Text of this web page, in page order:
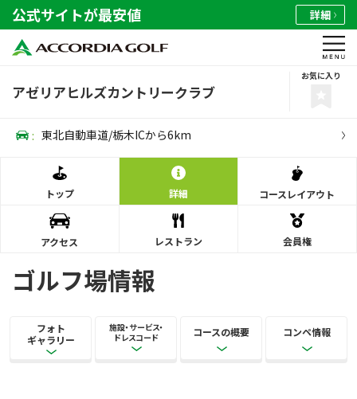
公式サイトが最安値 詳細
アゼリアヒルズカントリークラブ
お気に入り
: 東北自動車道/栃木ICから6km
トップ 詳細 コースレイアウト
アクセス レストラン 会員権
ゴルフ場情報
フォト
ギャラリー
施設・サービス・
ドレスコード
コースの概要 コンペ情報